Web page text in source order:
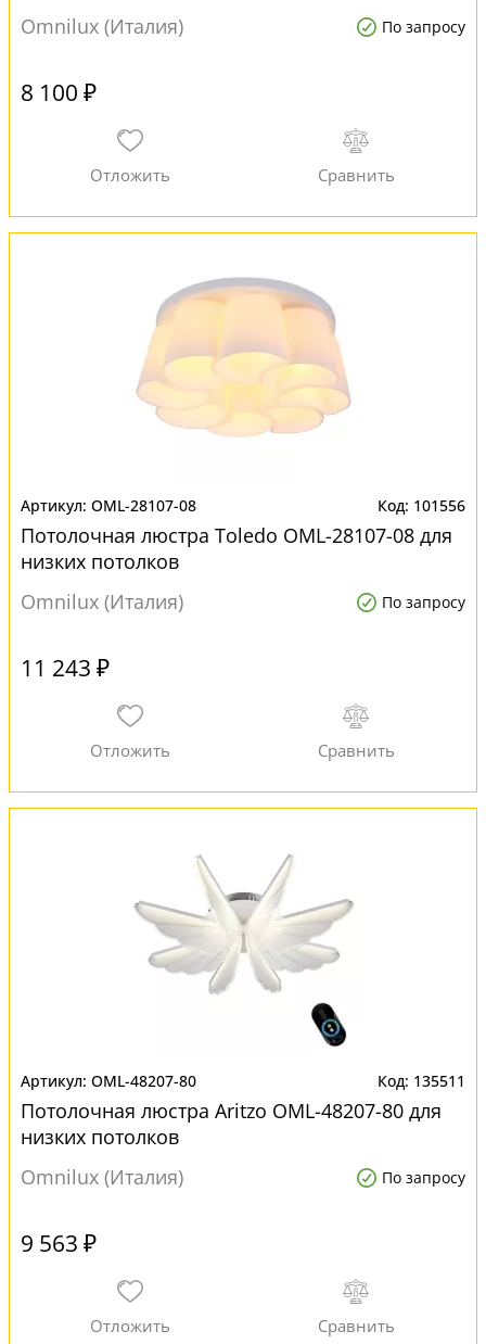
Omnilux (Италия)
По запросу
8 100 ₽
OML-28107-08 101556
Потолочная люстра Toledo OML-28107-08 для
низких потолков
Omnilux (Италия)
По запросу
11 243 ₽
OML-48207-80 135511
Потолочная люстра Aritzo OML-48207-80 для
низких потолков
Omnilux (Италия)
По запросу
9 563 ₽